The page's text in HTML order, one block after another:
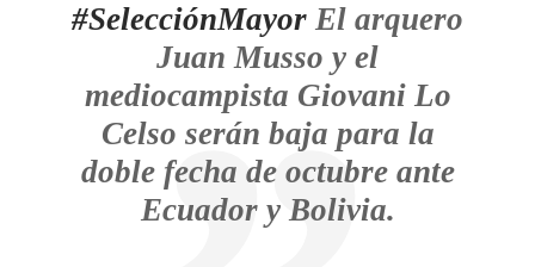
#SelecciónMayor El arquero
Juan Musso y el
mediocampista Giovani Lo
Celso serán baja para la
doble fecha de octubre ante
Ecuador y Bolivia.